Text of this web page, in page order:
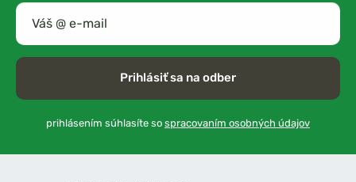
Prihlásiť sa na odber
prihlásením súhlasíte so spracovaním osobných údajov